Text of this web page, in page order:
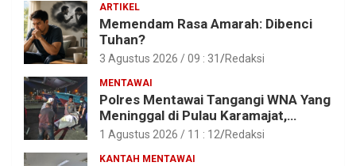
ARTIKEL
Memendam Rasa Amarah: Dibenci
Tuhan?
3 Agustus 2026 / 09 : 31 Redaksi
MENTAWAI
Polres Mentawai Tangangi WNA Yang
Meninggal di Pulau Karamajat,
Sibaday
1 Agustus 2026 / 11 : 12 Redaksi
KANTAH MENTAWAI